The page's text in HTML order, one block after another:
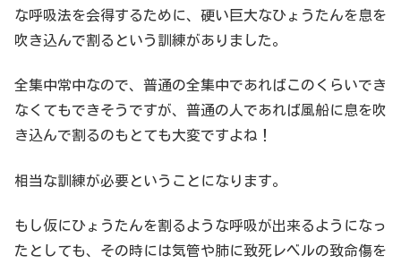
な呼吸法を会得するために、硬い巨大なひょうたんを息を
吹き込んで割るという訓練がありました。
全集中常中なので、普通の全集中であればこのくらいでき
なくてもできそうですが、普通の人であれば風船に息を吹
き込んで割るのもとても大変ですよね！
相当な訓練が必要ということになります。
もし仮にひょうたんを割るような呼吸が出来るようになっ
たとしても、その時には気管や肺に致死レベルの致命傷を